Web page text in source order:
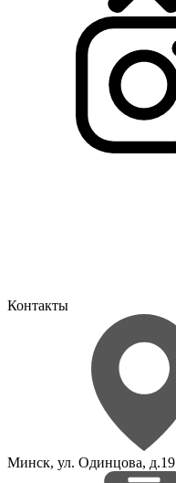
Контакты
Минск, ул. Одинцова, д.19